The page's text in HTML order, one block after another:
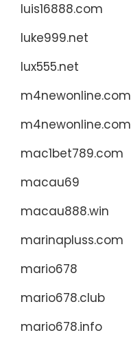
luis16888.com
luke999.net
lux555.net
m4newonline.com
m4newonline.com
mac1bet789.com
macau69
macau888.win
marinapluss.com
mario678
mario678.club
mario678.info